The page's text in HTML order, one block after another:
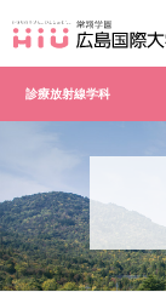
診療放射線学科